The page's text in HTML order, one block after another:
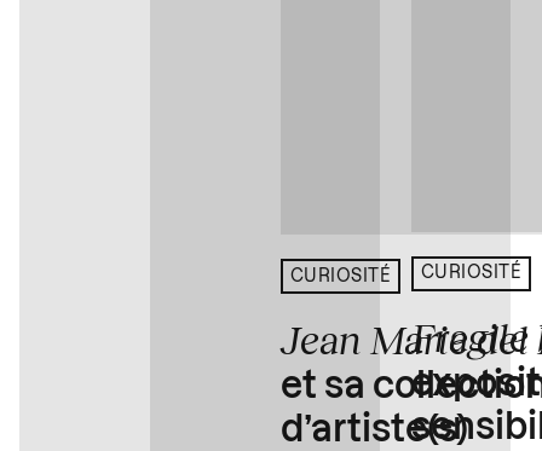
CURIOSITÉ
Jean Marie del
et sa
d’artiste(s)
CURIOSITÉ
Fragile